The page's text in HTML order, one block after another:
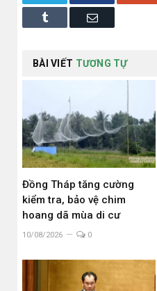
Tumblr Email
BÀI VIẾT TƯƠNG TỰ
Đồng Tháp tăng cường
kiểm tra, bảo vệ chim
hoang dã mùa di cư
10/08/2026 0